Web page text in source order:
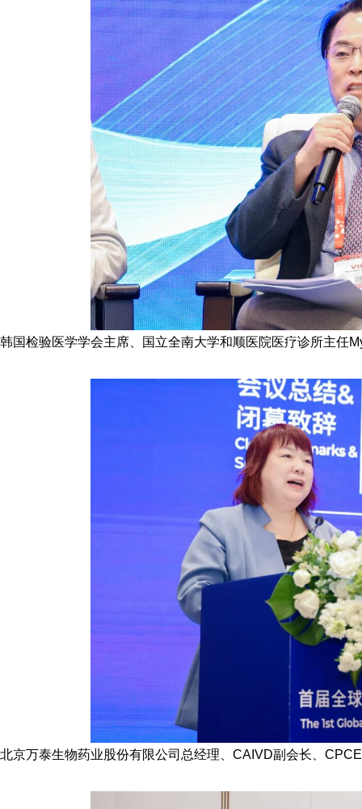
韩国检验医学学会主席、国立全南大学和顺医院医疗诊所主任
北京万泰生物药业股份有限公司 总经理、CAIVD副会长、